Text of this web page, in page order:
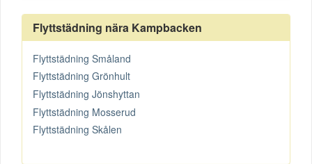
Flyttstädning nära Kampbacken
Flyttstädning Småland
Flyttstädning Grönhult
Flyttstädning Jönshyttan
Flyttstädning Mosserud
Flyttstädning Skålen